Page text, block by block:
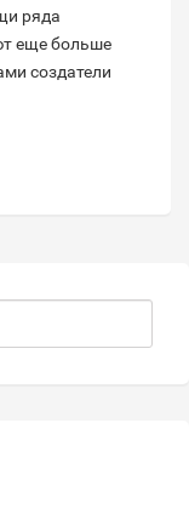
ряда
еще больше
создатели